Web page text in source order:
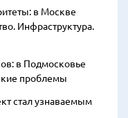
в Москве
Инфраструктура.
в Подмосковье
проблемы
стал узнаваемым